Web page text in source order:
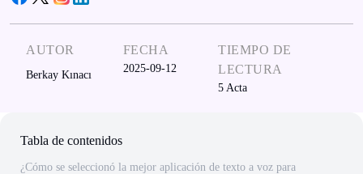
AUTOR
Berkay Kınacı
FECHA
2025-09-12
TIEMPO DE
LECTURA
5 Acta
Tabla de contenidos
¿Cómo se seleccionó la mejor aplicación de texto a voz para